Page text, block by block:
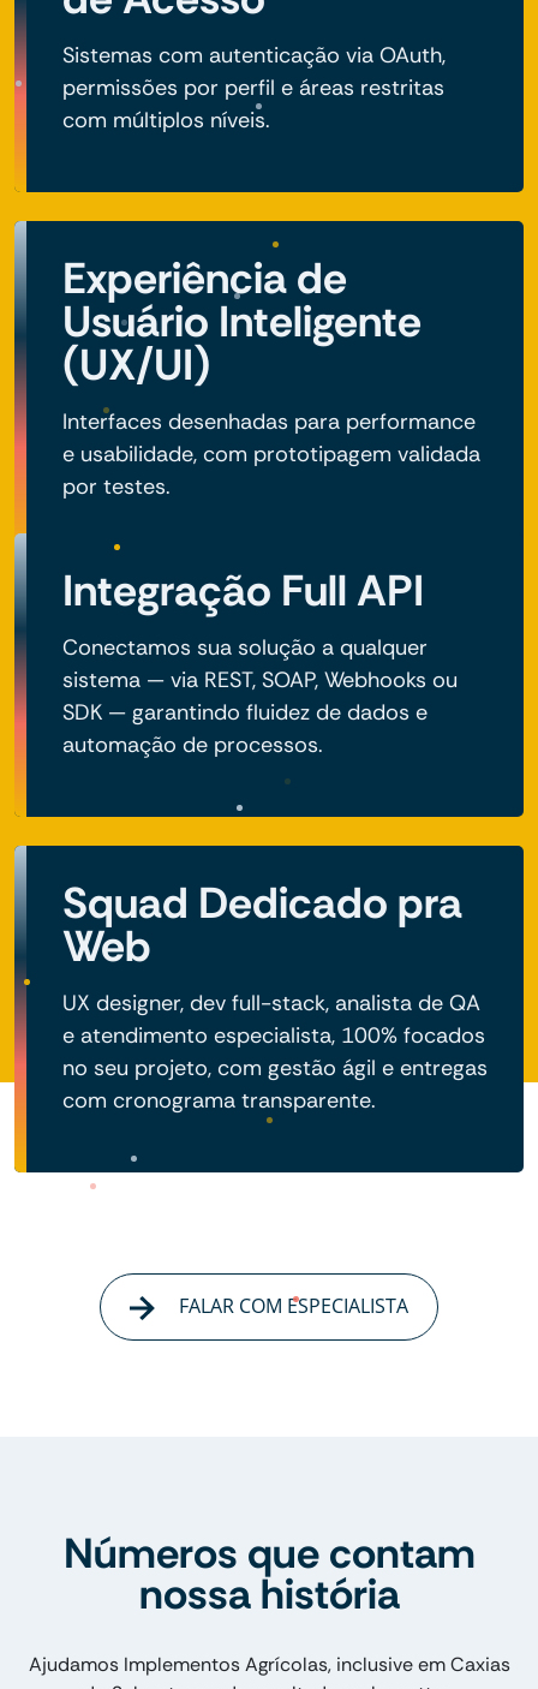
Sistemas com autenticação via OAuth,
permissões por perfil e áreas restritas
com múltiplos níveis.
Experiência de
Usuário Inteligente
(UX/UI)
Interfaces desenhadas para performance
e usabilidade, com prototipagem validada
por testes.
Integração Full API
Conectamos sua solução a qualquer
sistema — via REST, SOAP, Webhooks ou
SDK — garantindo fluidez de dados e
automação de processos.
Squad Dedicado pra
Web
UX designer, dev full-stack, analista de QA
e atendimento especialista, 100% focados
no seu projeto, com gestão ágil e entregas
com cronograma transparente.
FALAR COM ESPECIALISTA
Números que contam
nossa história
Ajudamos Implementos Agrícolas, inclusive em Caxias